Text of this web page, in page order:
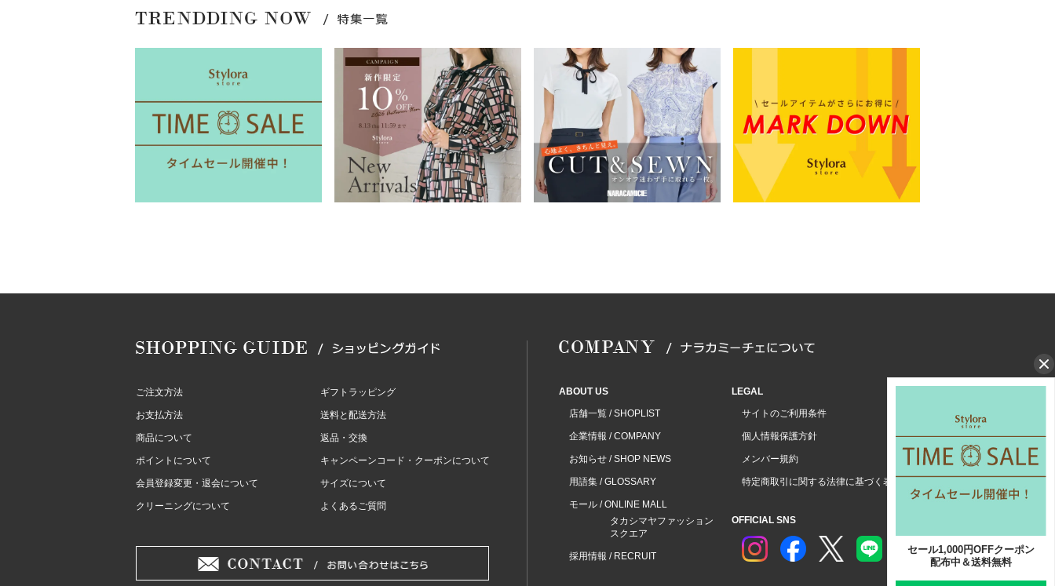
ご注文方法 ギフトラッピング
お支払方法 送料と配送方法
商品について 返品・交換
ポイントについて キャンペーンコード・クーポンについて
会員登録変更・退会について サイズについて
クリーニングについて よくあるご質問
ABOUT US
店舗一覧 / SHOPLIST
企業情報 / COMPANY
お知らせ / SHOP NEWS
用語集 / GLOSSARY
モール / ONLINE MALL
タカシマヤファッション
スクエア
採用情報 / RECRUIT
LEGAL
サイトのご利用条件
個人情報保護方針
メンバー規約
特定商取引に関する法律に基づく表示
OFFICIAL SNS
セール1,000円OFFクーポン
配布中＆送料無料